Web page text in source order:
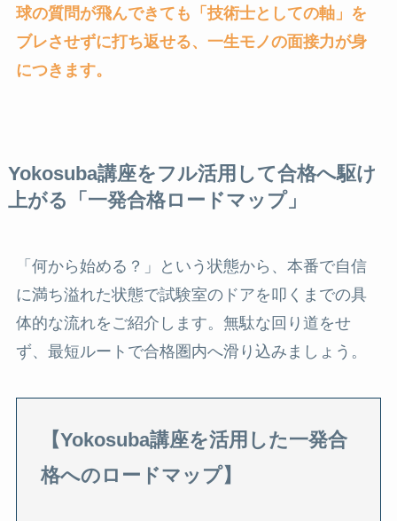
球の質問が飛んできても「技術士としての軸」を
ブレさせずに打ち返せる、一生モノの面接力が身
につきます。
Yokosuba講座をフル活用して合格へ駆け
上がる「一発合格ロードマップ」
「何から始める？」という状態から、本番で自信
に満ち溢れた状態で試験室のドアを叩くまでの具
体的な流れをご紹介します。無駄な回り道をせ
ず、最短ルートで合格圏内へ滑り込みましょう。
【Yokosuba講座を活用した一発合
格へのロードマップ】